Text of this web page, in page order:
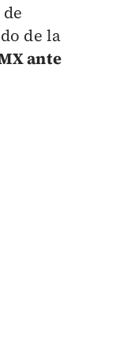
de la
ante